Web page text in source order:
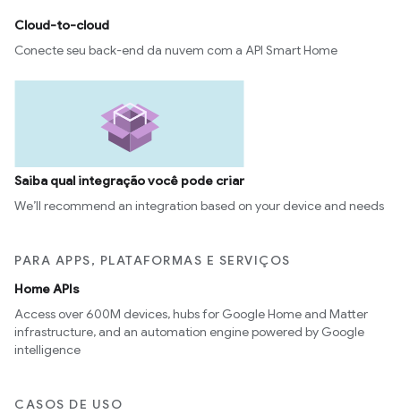
Cloud-to-cloud
Conecte seu back-end da nuvem com a API Smart Home
Saiba qual integração você pode criar
We’ll recommend an integration based on your device and needs
PARA APPS, PLATAFORMAS E SERVIÇOS
Home APIs
Access over 600M devices, hubs for Google Home and Matter
infrastructure, and an automation engine powered by Google
intelligence
CASOS DE USO